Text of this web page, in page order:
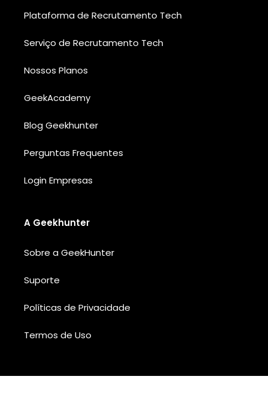
Plataforma de Recrutamento Tech
Serviço de Recrutamento Tech
Nossos Planos
GeekAcademy
Blog Geekhunter
Perguntas Frequentes
Login Empresas
A Geekhunter
Sobre a GeekHunter
Suporte
Políticas de Privacidade
Termos de Uso